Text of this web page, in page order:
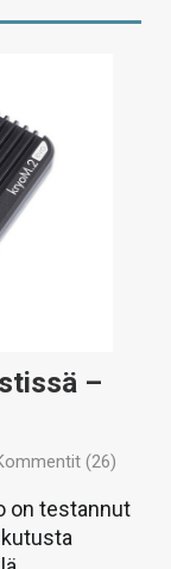
–
(26)
on testannut